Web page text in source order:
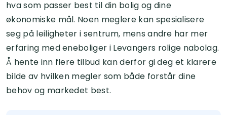
hva som passer best til din bolig og dine
økonomiske mål. Noen meglere kan spesialisere
seg på leiligheter i sentrum, mens andre har mer
erfaring med eneboliger i Levangers rolige nabolag.
Å hente inn flere tilbud kan derfor gi deg et klarere
bilde av hvilken megler som både forstår dine
behov og markedet best.